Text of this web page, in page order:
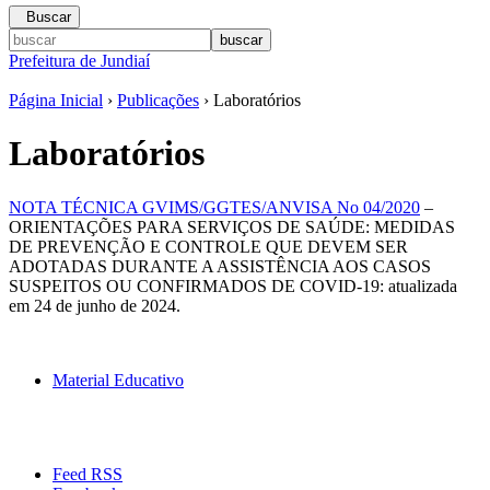
Buscar
Prefeitura de Jundiaí
Página Inicial › Publicações › Laboratórios
Laboratórios
NOTA TÉCNICA GVIMS/GGTES/ANVISA No 04/2020 –
ORIENTAÇÕES PARA SERVIÇOS DE SAÚDE: MEDIDAS
DE PREVENÇÃO E CONTROLE QUE DEVEM SER
ADOTADAS DURANTE A ASSISTÊNCIA AOS CASOS
SUSPEITOS OU CONFIRMADOS DE COVID-19: atualizada
em 24 de junho de 2024.
Material Educativo
Feed RSS